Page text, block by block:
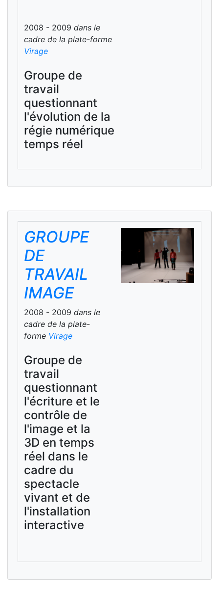
2008 - 2009 dans le
cadre de la plate-forme
Virage
Groupe de
travail
questionnant
l'évolution de la
régie numérique
temps réel
GROUPE
DE
TRAVAIL
IMAGE
2008 - 2009 dans le
cadre de la plate-
forme Virage
Groupe de
travail
questionnant
l'écriture et le
contrôle de
l'image et la
3D en temps
réel dans le
cadre du
spectacle
vivant et de
l'installation
interactive